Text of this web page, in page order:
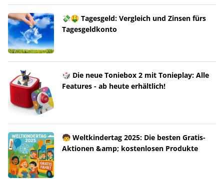
💸🤑 Tagesgeld: Vergleich und Zinsen fürs
Tagesgeldkonto
🎲 Die neue Toniebox 2 mit Tonieplay: Alle
Features - ab heute erhältlich!
🧒 Weltkindertag 2025: Die besten Gratis-
Aktionen &amp; kostenlosen Produkte